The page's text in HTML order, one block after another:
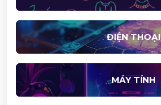
ĐIỆN THOẠI
MÁY TÍNH